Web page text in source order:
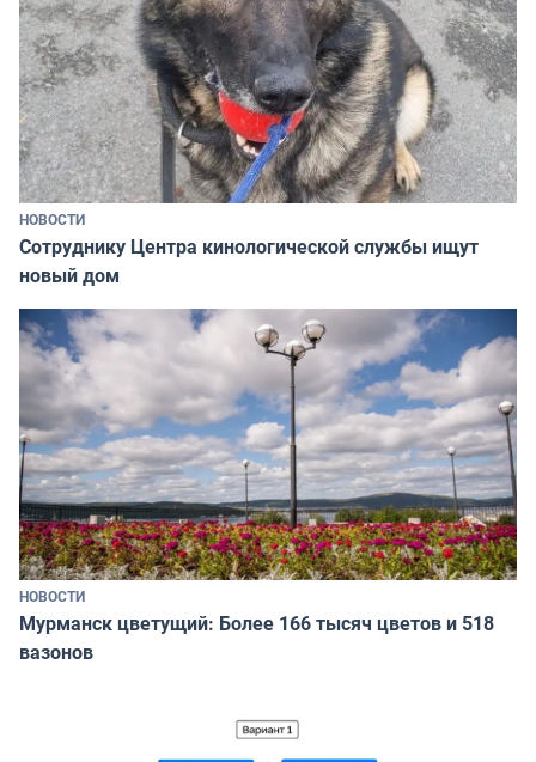
НОВОСТИ
Сотруднику Центра кинологической службы ищут
новый дом
НОВОСТИ
Мурманск цветущий: Более 166 тысяч цветов и 518
вазонов